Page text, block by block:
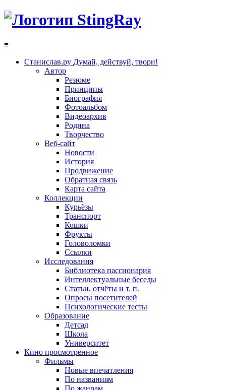
≡
Станислав.ру Думай, действуй, твори!
Автор
Резюме
Принципы
Биография
Фотоальбом
Видеоархив
Родина
Творчество
Веб-сайт
Новости
История
Продвижение
Обратная связь
Карта сайта
Коллекции
Курьёзы
Транспорт
Кошки
Фрукты
Головоломки
Ссылки
Исследования
Библиотека пассионария
Интеллектуальные беседы
Статьи, отчёты и т. п.
Опросы посетителей
Психологические тесты
Образование
Детсад
Школа
Университет
Кино просмотренное
Фильмы
Новые впечатления
По названиям
По жанрам